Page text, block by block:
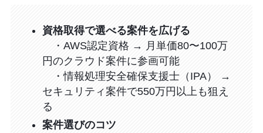
資格取得で選べる案件を広げる
・AWS認定資格 → 月単価80〜100万
円のクラウド案件に参画可能
・情報処理安全確保支援士（IPA） →
セキュリティ案件で550万円以上も狙え
る
案件選びのコツ